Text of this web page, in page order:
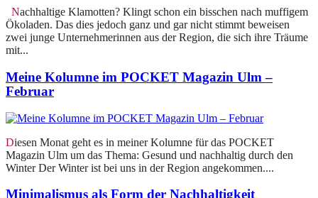
Nachhaltige Klamotten? Klingt schon ein bisschen nach muffigem
Ökoladen. Das dies jedoch ganz und gar nicht stimmt beweisen
zwei junge Unternehmerinnen aus der Region, die sich ihre Träume
mit...
Meine Kolumne im POCKET Magazin Ulm –
Februar
Diesen Monat geht es in meiner Kolumne für das POCKET
Magazin Ulm um das Thema: Gesund und nachhaltig durch den
Winter Der Winter ist bei uns in der Region angekommen....
Minimalismus als Form der Nachhaltigkeit